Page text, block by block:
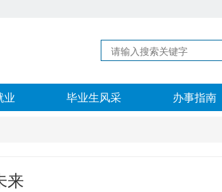
业 毕业生风采 办事指南
来